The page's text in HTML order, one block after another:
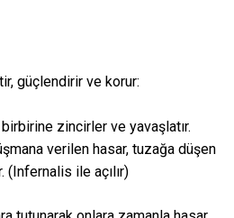
güçlendirir ve korur:
birbirine zincirler ve yavaşlatır.
verilen hasar, tuzağa düşen
(Infernalis ile açılır)